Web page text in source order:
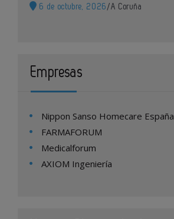
6 de octubre, 2026 /A Coruña
Empresas
Nippon Sanso Homecare España
FARMAFORUM
Medicalforum
AXIOM Ingeniería